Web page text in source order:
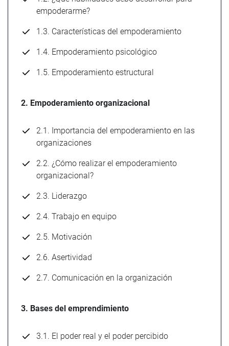
empoderarme?
1.3. Características del empoderamiento
1.4. Empoderamiento psicológico
1.5. Empoderamiento estructural
2. Empoderamiento organizacional
2.1. Importancia del empoderamiento en las
organizaciones
2.2. ¿Cómo realizar el empoderamiento
organizacional?
2.3. Liderazgo
2.4. Trabajo en equipo
2.5. Motivación
2.6. Asertividad
2.7. Comunicación en la organización
3. Bases del emprendimiento
3.1. El poder real y el poder percibido